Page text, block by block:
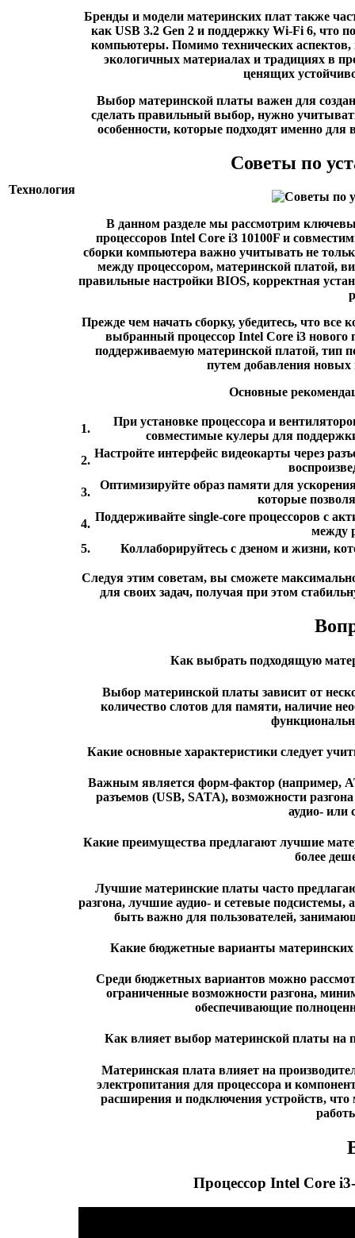
Технология
Бренды и модели материнских плат также
как USB 3.2 Gen 2 и поддержку Wi-Fi 6, что
компьютеры. Помимо технических
экологичных материалах и традициях в
ценящих
Выбор материнской платы важен для
сделать правильный выбор, нужно
особенности, которые подходят именно
Советы по
В данном разделе мы рассмотрим
процессоров Intel Core i3 10100F и
сборки компьютера важно учитывать не
между процессором, материнской платой,
правильные настройки BIOS, корректная
Прежде чем начать сборку, убедитесь, что
выбранный процессор Intel Core i3 нового
поддерживаемую материнской платой, тип
путем добавления новых
Основные
1.
При установке процессора и
совместимые кулеры для
2.
Настройте интерфейс видеокарты через
3.
Оптимизируйте образ памяти для
которые
4.
Поддерживайте single-core процессоров с
между
5.
Коллаборируйтесь с дзеном и жизни,
Следуя этим советам, вы сможете
для своих задач, получая при этом
Как выбрать подходящую
Выбор материнской платы зависит от
количество слотов для памяти, наличие
Какие основные характеристики следует
Важным является форм-фактор (например,
разъемов (USB, SATA), возможности
аудио- или
Какие преимущества предлагают лучшие
более
Лучшие материнские платы часто
разгона, лучшие аудио- и сетевые
быть важно для пользователей,
Какие бюджетные варианты материнских
Среди бюджетных вариантов можно
ограниченные возможности разгона,
обеспечивающие
Как влияет выбор материнской платы на
Материнская плата влияет на
электропитания для процессора и
расширения и подключения устройств,
Процессор Intel Core